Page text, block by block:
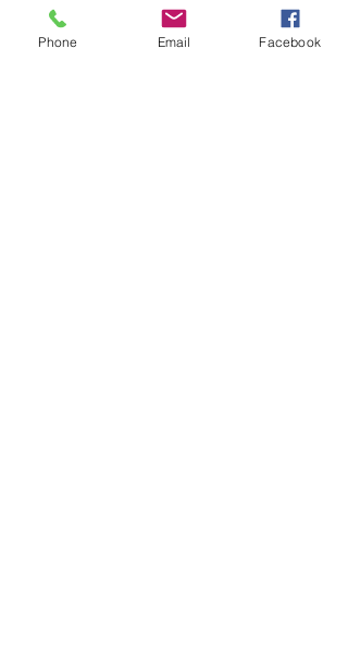
Phone Email Facebook